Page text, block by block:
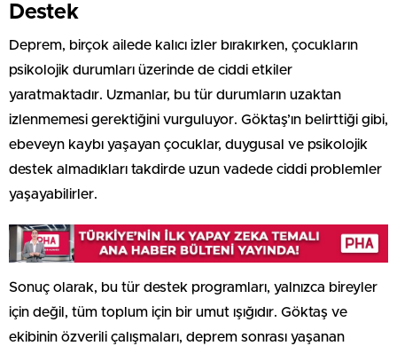
Destek
Deprem, birçok ailede kalıcı izler bırakırken, çocukların
psikolojik durumları üzerinde de ciddi etkiler
yaratmaktadır. Uzmanlar, bu tür durumların uzaktan
izlenmemesi gerektiğini vurguluyor. Göktaş’ın belirttiği gibi,
ebeveyn kaybı yaşayan çocuklar, duygusal ve psikolojik
destek almadıkları takdirde uzun vadede ciddi problemler
yaşayabilirler.
Sonuç olarak, bu tür destek programları, yalnızca bireyler
için değil, tüm toplum için bir umut ışığıdır. Göktaş ve
ekibinin özverili çalışmaları, deprem sonrası yaşanan